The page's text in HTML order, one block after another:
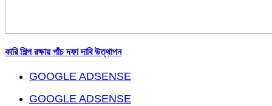
কারি শিল্প রক্ষায় পাঁচ দফা দাবি উত্থাপন
GOOGLE ADSENSE
GOOGLE ADSENSE